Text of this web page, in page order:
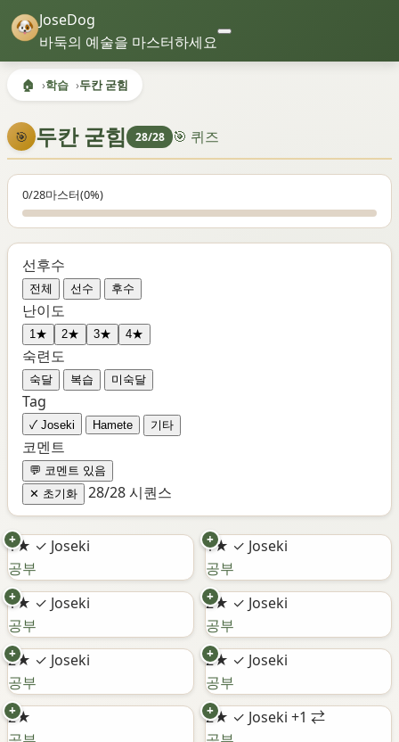
JoseDog
바둑의 예술을 마스터하세요
🏠 학습 두칸 굳힘
🎯 두칸 굳힘 28/28 🎯 퀴즈
0/28마스터(0%)
선후수
전체 선수 후수
난이도
1★ 2★ 3★ 4★
숙련도
숙달 복습 미숙달
Tag
✓ Joseki Hamete 기타
코멘트
💬 코멘트 있음
✕ 초기화
28/28 시퀀스
1★ ✓ Joseki
+
공부
1★ ✓ Joseki
+
공부
1★ ✓ Joseki
+
공부
2★ ✓ Joseki
+
공부
2★ ✓ Joseki
+
공부
2★ ✓ Joseki
+
공부
2★
+ 2★ ✓ Joseki +1 ⇄
+